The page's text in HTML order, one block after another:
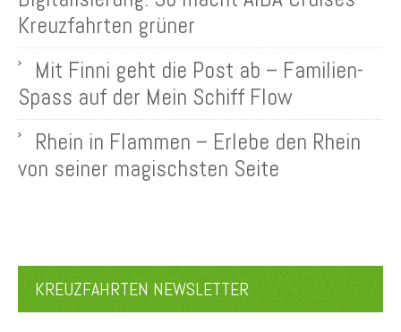
Kreuzfahrten grüner
Mit Finni geht die Post ab – Familien-
Spass auf der Mein Schiff Flow
Rhein in Flammen – Erlebe den Rhein
von seiner magischsten Seite
KREUZFAHRTEN NEWSLETTER